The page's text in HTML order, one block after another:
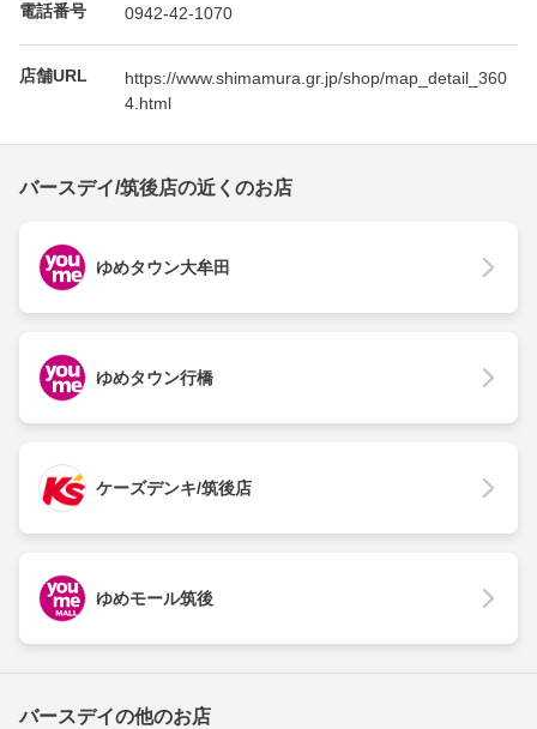
電話番号 0942-42-1070
店舗URL
https://www.shimamura.gr.jp/shop/map_detail_360
4.html
バースデイ/筑後店の近くのお店
ゆめタウン大牟田
ゆめタウン行橋
ケーズデンキ/筑後店
ゆめモール筑後
バースデイの他のお店